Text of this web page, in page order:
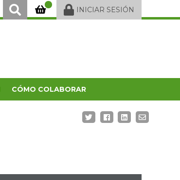
INICIAR SESIÓN
CÓMO COLABORAR